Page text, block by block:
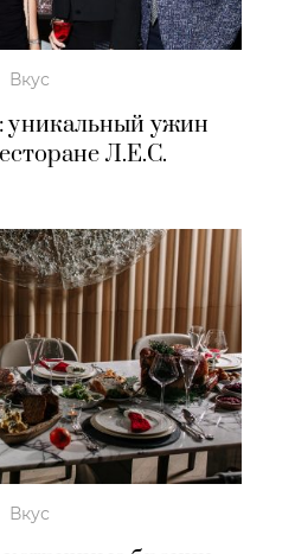
Вкус
уникальный ужин
Л.Е.С.
Вкус